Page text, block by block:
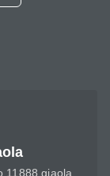
11888 giaola